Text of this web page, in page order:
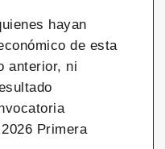
hayan
de esta
anterior, ni
Primera